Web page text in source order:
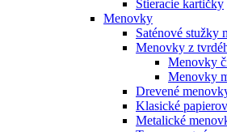
Stieracie kartičky
Menovky
Saténové stužky
Menovky z
Menovky
Menovky
Drevené
Klasické
Metalické